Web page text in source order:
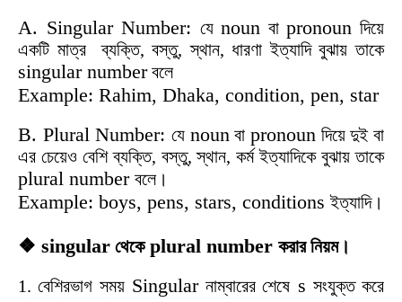
A. Singular Number: যেnoun বাpronoun দিয়ে
একটি মাত্র ব্যক্তি, বস্তু, স্থান, ধারণা ইত্যাদি বুঝায় তাকে
singular numberবলে
Example: Rahim, Dhaka, condition, pen, star
B. Plural Number: যে noun বাpronoun দিয়ে দুই বা
এর চেয়েও বেশি ব্যক্তি, বস্তু, স্থান, কর্ম ইত্যাদিকে বুঝায় তাকে
plural number বলে।
Example: boys, pens, stars, conditionsইত্যাদি।
❖ singular থেকেplural number করার নিয়ম।
1. বেশিরভাগ সময়Singular নাম্বারের শেষে s সংযুক্ত করে